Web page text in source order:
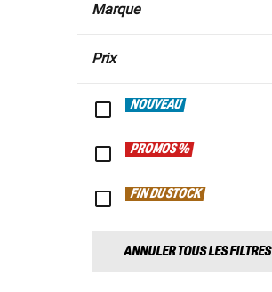
Marque
Prix
NOUVEAU
PROMOS %
FIN DU STOCK
ANNULER TOUS LES FILTRES